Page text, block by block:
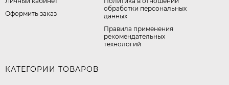
Оформить заказ
обработки персональных
данных
Правила применения
рекомендательных
технологий
КАТЕГОРИИ ТОВАРОВ